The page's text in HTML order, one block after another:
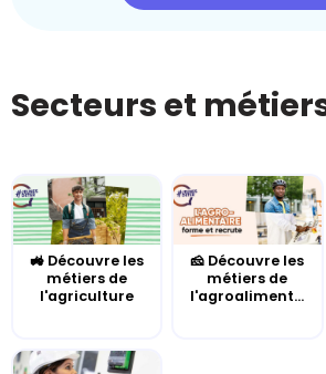
Secteurs et
🚜 Découvre les
métiers de
l'agriculture
🧀 Découvre les
métiers de
l'agroaliment...